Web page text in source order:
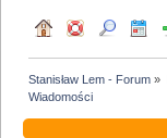
Stanisław Lem - Forum »
Wiadomości